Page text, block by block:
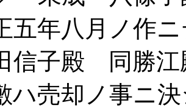
年八月ノ作ニ
信子殿 同勝江
売却ノ事ニ決